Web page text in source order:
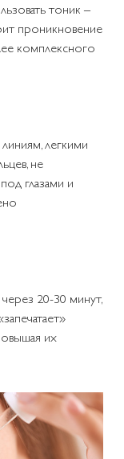
тоник –
проникновение
комплексного
легкими
не
глазами и
20-30 минут,
их